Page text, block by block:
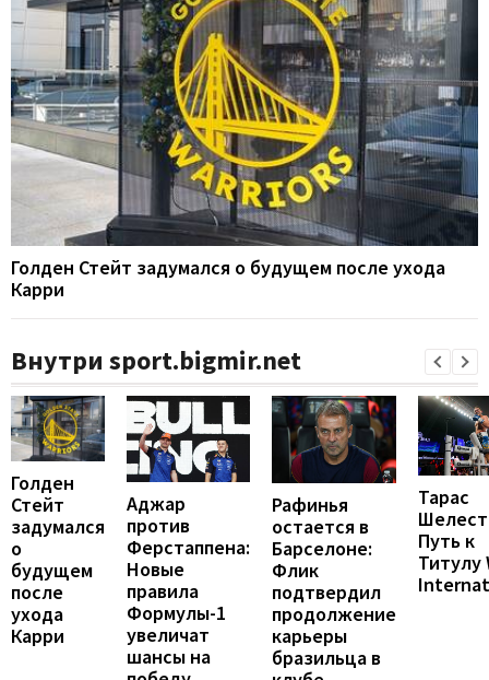
Голден Стейт задумался о будущем после ухода
Карри
Внутри sport.bigmir.net
Голден
Стейт
задумался
о
будущем
после
ухода
Карри
Аджар
против
Ферстаппена:
Новые
правила
Формулы-1
увеличат
шансы на
Рафинья
остается в
Барселоне:
Флик
подтвердил
продолжение
карьеры
бразильца в
Тарас
Путь к
Титулу